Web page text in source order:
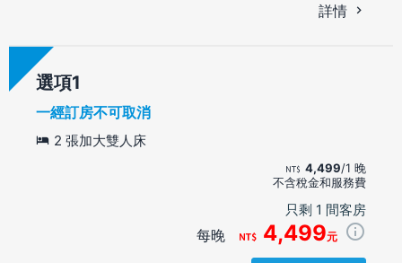
詳情
選項
一經訂房不可取消
2 張加大雙人床
4,499/1 晚
不含稅金和服務費
只剩 1 間客房
每晚 4,499元